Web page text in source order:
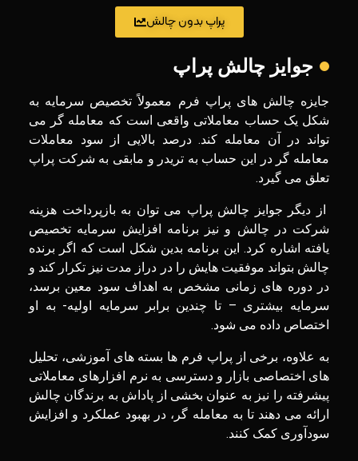
پراپ بدون چالش
جوایز چالش پراپ
جایزه چالش ‌های پراپ فرم معمولاً تخصیص سرمایه به
شکل یک حساب معاملاتی واقعی است که معامله گر می
تواند در آن معامله کند. درصد بالایی از سود معاملات
معامله گر در این حساب به تریدر و مابقی به شرکت پراپ
تعلق می گیرد.
از دیگر جوایز چالش پراپ می توان به بازپرداخت هزینه
شرکت در چالش و نیز برنامه‌ افزایش سرمایه تخصیص
یافته اشاره کرد. این برنامه بدین شکل است که اگر برنده
چالش بتواند موفقیت هایش را در دراز مدت نیز تکرار کند و
در دوره ‌های زمانی مشخص به اهداف سود معین برسد،
سرمایه بیشتری – تا چندین برابر سرمایه اولیه- به او
اختصاص داده می ‌شود.
به علاوه، برخی از پراپ فرم‌ ها بسته‌ های آموزشی، تحلیل
‌های اختصاصی بازار و دسترسی به نرم ‌افزارهای معاملاتی
پیشرفته را نیز به عنوان بخشی از پاداش به برندگان چالش
ارائه می ‌دهند تا به معامله ‌گر، در بهبود عملکرد و افزایش
سودآوری کمک کنند.